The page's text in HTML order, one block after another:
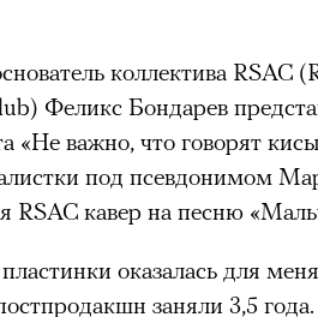
коллектива RSAC
Феликс Бондарев
«Не важно, что говорят
под псевдонимом
RSAC кавер на песню
оказалась для
заняли 3,5